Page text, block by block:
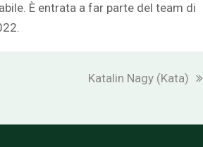
È entrata a far parte del team di
next
Katalin Nagy (Kata)